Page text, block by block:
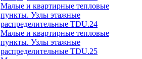
Малые и квартирные тепловые
пункты. Узлы этажные
распределительные TDU.24
Малые и квартирные тепловые
пункты. Узлы этажные
распределительные TDU.25